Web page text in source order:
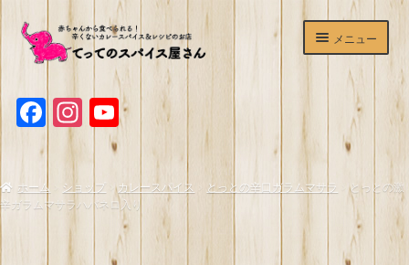
ナ
ビ
シ
ョ
ス
キ
コ
ン
ツ
へ
ッ
プ
メニュー
ショップ
辛くないカレースパイス
マサラチャイミックス
ホットワイン＆サングリアスパイスセット
F
a
c
e
b
I
s
t
Y
T
u
ホーム ショップ カレースパイス とっとの辛口ガラムマサラ
とっとの激
辛ガラムマサラハバネロ入り